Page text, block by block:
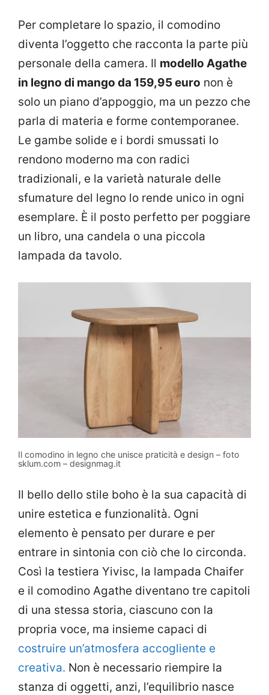
Per completare lo spazio, il comodino
diventa l’oggetto che racconta la parte più
personale della camera. Il modello Agathe
in legno di mango da 159,95 euro non è
solo un piano d’appoggio, ma un pezzo che
parla di materia e forme contemporanee.
Le gambe solide e i bordi smussati lo
rendono moderno ma con radici
tradizionali, e la varietà naturale delle
sfumature del legno lo rende unico in ogni
esemplare. È il posto perfetto per poggiare
un libro, una candela o una piccola
lampada da tavolo.
Il comodino in legno che unisce praticità e design – foto
sklum.com – designmag.it
Il bello dello stile boho è la sua capacità di
unire estetica e funzionalità. Ogni
elemento è pensato per durare e per
entrare in sintonia con ciò che lo circonda.
Così la testiera Yivisc, la lampada Chaifer
e il comodino Agathe diventano tre capitoli
di una stessa storia, ciascuno con la
propria voce, ma insieme capaci di
costruire un’atmosfera accogliente e
creativa. Non è necessario riempire la
stanza di oggetti, anzi, l’equilibrio nasce